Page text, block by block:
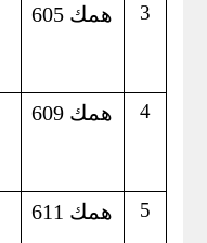
3 همك 605
4 همك 609
5 همك 611